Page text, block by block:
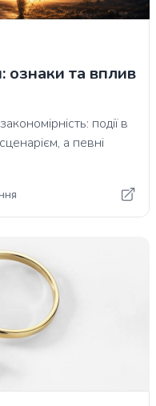
ознаки та вплив
події в
а певні